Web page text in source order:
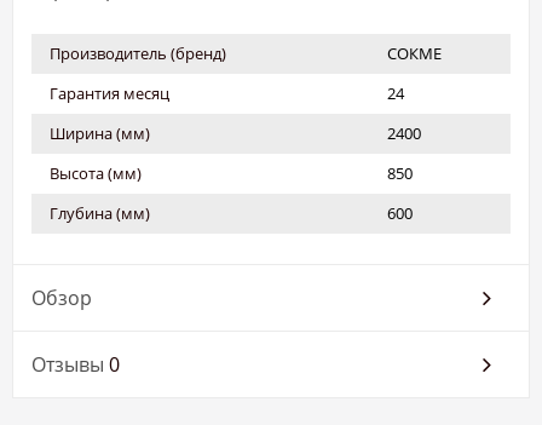
Производитель (бренд)
СОКМЕ
Гарантия месяц
24
Ширина (мм)
2400
Высота (мм)
850
Глубина (мм)
600
Обзор
Отзывы 0